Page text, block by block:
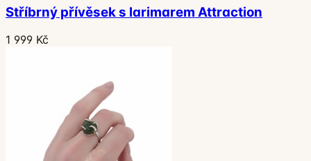
Stříbrný přívěsek s larimarem Attraction
1 999 Kč